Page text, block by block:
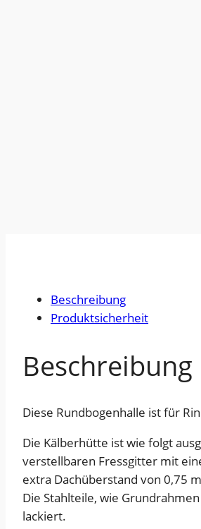
Beschreibung
Produktsicherheit
Beschreibung
Diese Rundbogenhalle ist für
Die Kälberhütte ist wie folgt
verstellbaren Fressgitter mit
extra Dachüberstand von 0,75
Die Stahlteile, wie
lackiert.